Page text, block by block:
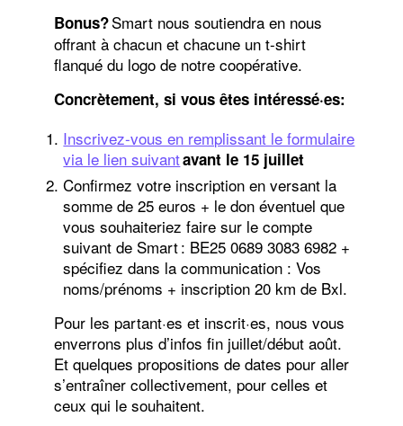
Bonus?Smart nous soutiendra en nous
offrant à chacun et chacune un t-shirt
flanqué du logo de notre coopérative.
Concrètement, si vous êtes intéressé·es:
Inscrivez-vous en remplissant le formulaire
via le lien suivantavant le 15 juillet
Confirmez votre inscription en versant la
somme de 25 euros + le don éventuel que
vous souhaiteriez faire sur le compte
suivant de Smart : BE25 0689 3083 6982 +
spécifiez dans la communication : Vos
noms/prénoms + inscription 20 km de Bxl.
Pour les partant·es et inscrit·es, nous vous
enverrons plus d’infos fin juillet/début août.
Et quelques propositions de dates pour aller
s’entraîner collectivement, pour celles et
ceux qui le souhaitent.